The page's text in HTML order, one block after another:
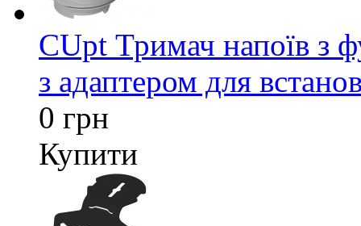
CUpt Тримач напоїв з
з адаптером для
0 грн
Купити